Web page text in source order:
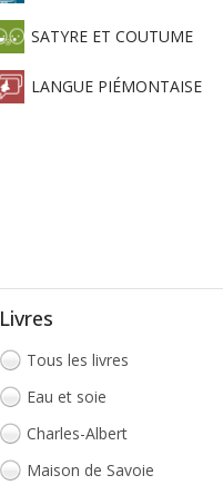
SATYRE ET COUTUME
LANGUE PIÉMONTAISE
Livres
Tous les livres
Eau et soie
Charles-Albert
Maison de Savoie